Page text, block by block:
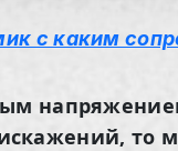
с каким
то